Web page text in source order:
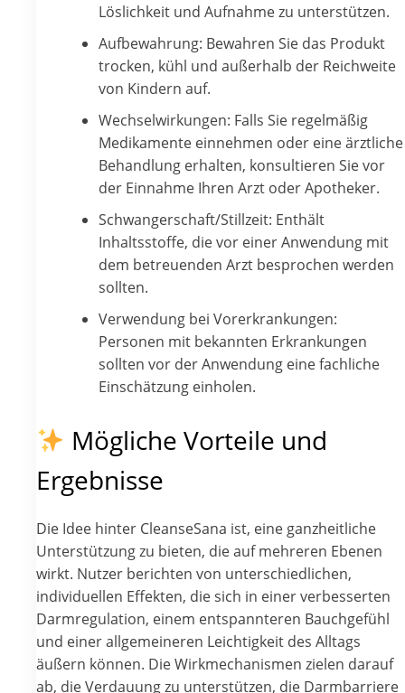
Löslichkeit und Aufnahme zu unterstützen.
Aufbewahrung: Bewahren Sie das Produkt
trocken, kühl und außerhalb der Reichweite
von Kindern auf.
Wechselwirkungen: Falls Sie regelmäßig
Medikamente einnehmen oder eine ärztliche
Behandlung erhalten, konsultieren Sie vor
der Einnahme Ihren Arzt oder Apotheker.
Schwangerschaft/Stillzeit: Enthält
Inhaltsstoffe, die vor einer Anwendung mit
dem betreuenden Arzt besprochen werden
sollten.
Verwendung bei Vorerkrankungen:
Personen mit bekannten Erkrankungen
sollten vor der Anwendung eine fachliche
Einschätzung einholen.
Mögliche Vorteile und
Ergebnisse
Die Idee hinter CleanseSana ist, eine ganzheitliche
Unterstützung zu bieten, die auf mehreren Ebenen
wirkt. Nutzer berichten von unterschiedlichen,
individuellen Effekten, die sich in einer verbesserten
Darmregulation, einem entspannteren Bauchgefühl
und einer allgemeineren Leichtigkeit des Alltags
äußern können. Die Wirkmechanismen zielen darauf
ab, die Verdauung zu unterstützen, die Darmbarriere